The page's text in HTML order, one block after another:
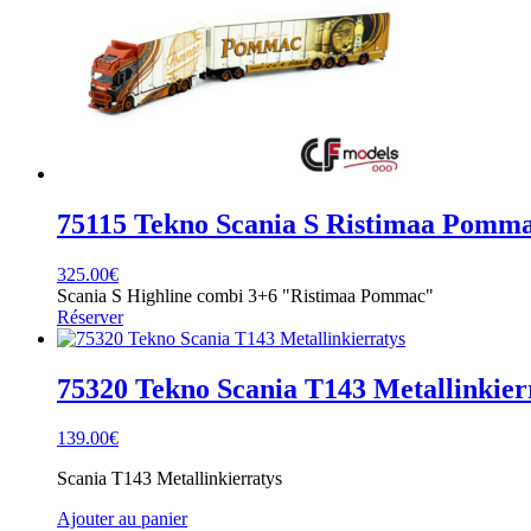
75115 Tekno Scania S Ristimaa
325.00€
Scania S Highline combi 3+6 "Ristimaa Pommac"
Réserver
75320 Tekno Scania T143
139.00€
Scania T143 Metallinkierratys
Ajouter au panier